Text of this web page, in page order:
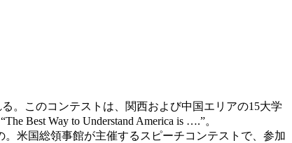
。このコンテストは、関西および中国エリアの15大学
Best Way to Understand America is ….”。
米国総領事館が主催するスピーチコンテストで、参加